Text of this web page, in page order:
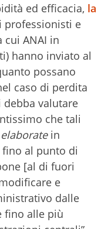
ed efficacia, la
professionisti e
ANAI in
hanno inviato al
possano
caso di perdita
valutare
che tali
elaboratein
fino al punto di
[al di fuori
e
dalle
fino alle più